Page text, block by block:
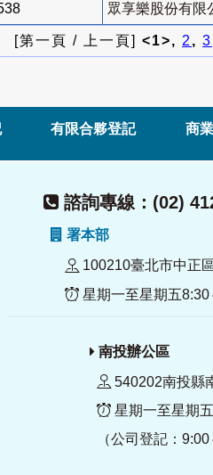
眾享樂股份有限
[第一頁 / 上一頁] <1>, 2, 3
有限合夥登記 商
諮詢專線：(02)
署本部
100210臺北市中正
星期一至星期五8:30
南投辦公區
540202南投縣
星期一至星期
（公司登記：